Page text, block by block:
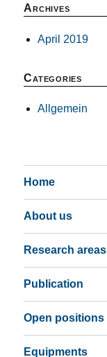
Archives
April 2019
Categories
Allgemein
Home
About us
Research areas
Publication
Open positions
Equipments